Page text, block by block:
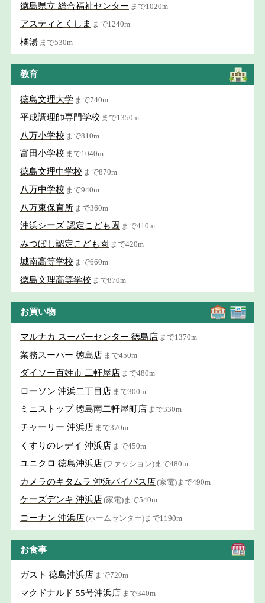
徳島県立 総合福祉センター まで1020m
アスティとくしま まで1240m
橘湯 まで530m
教育
徳島文理大学 まで740m
平成調理師専門学校 まで1350m
八万小学校 まで810m
富田小学校 まで1040m
徳島文理中学校 まで870m
八万中学校 まで940m
八万東保育所 まで360m
沖浜シーズ 認定こども園 まで410m
みつぼし認定こども園 まで420m
城南高等学校 まで660m
徳島文理高等学校 まで870m
お買い物
マルナカ スーパーセンター 徳島店 まで1370m
業務スーパー 徳島店 まで450m
ダイソー百姓市 二軒屋店 まで480m
ローソン 沖浜二丁目店 まで300m
ミニストップ 徳島南二軒屋町店 まで330m
チャーリー 沖浜店 まで370m
くすりのレデイ 沖浜店 まで450m
ユニクロ 徳島沖浜店(ファッション)まで480m
カメラのキタムラ 沖浜バイパス店(家電)まで490m
ケーズデンキ 沖浜店(家電)まで540m
コーナン 沖浜店(ホームセンター)まで1190m
お食事
ガスト 徳島沖浜店 まで720m
マクドナルド 55号沖浜店 まで340m